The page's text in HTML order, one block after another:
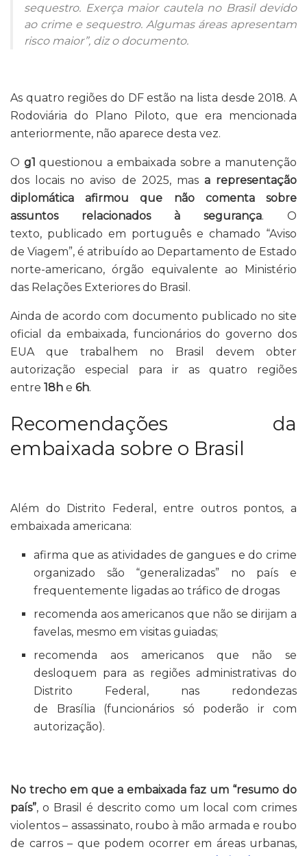
sequestro. Exerça maior cautela no Brasil devido
ao crime e sequestro. Algumas áreas apresentam
risco maior”, diz o documento.
As quatro regiões do DF estão na lista desde 2018. A
Rodoviária do Plano Piloto, que era mencionada
anteriormente, não aparece desta vez.
O g1 questionou a embaixada sobre a manutenção
dos locais no aviso de 2025, mas a representação
diplomática afirmou que não comenta sobre
assuntos relacionados à segurança. O
texto, publicado em português e chamado “Aviso
de Viagem”, é atribuído ao Departamento de Estado
norte-americano, órgão equivalente ao Ministério
das Relações Exteriores do Brasil.
Ainda de acordo com documento publicado no site
oficial da embaixada, funcionários do governo dos
EUA que trabalhem no Brasil devem obter
autorização especial para ir as quatro regiões
entre 18h e 6h.
Recomendações da
embaixada sobre o Brasil
Além do Distrito Federal, entre outros pontos, a
embaixada americana:
afirma que as atividades de gangues e do crime
organizado são “generalizadas” no país e
frequentemente ligadas ao tráfico de drogas
recomenda aos americanos que não se dirijam a
favelas, mesmo em visitas guiadas;
recomenda aos americanos que não se
desloquem para as regiões administrativas do
Distrito Federal, nas redondezas
de Brasília (funcionários só poderão ir com
autorização).
No trecho em que a embaixada faz um “resumo do
país”, o Brasil é descrito como um local com crimes
violentos – assassinato, roubo à mão armada e roubo
de carros – que podem ocorrer em áreas urbanas,